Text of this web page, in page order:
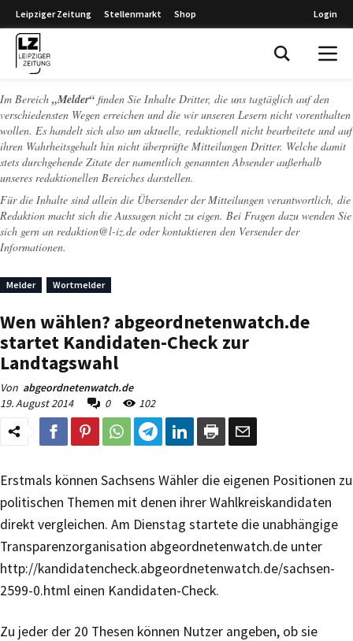
Leipziger Zeitung Stellenmarkt Shop Login
Im Bereich „Melder“ finden Sie Inhalte Dritter, die uns tagtäglich auf den
verschiedensten Wegen erreichen und die wir unseren Lesern nicht vorenthalten
wollen. Es handelt sich also um aktuelle, redaktionell nicht bearbeitete und auf
ihren Wahrheitsgehalt hin nicht überprüfte Mitteilungen Dritter. Welche damit
stets durchgehende Zitate der namentlich genannten Absender außerhalb
unseres redaktionellen Bereiches darstellen.
Für die Inhalte sind allein die Übersender der Mitteilungen verantwortlich, die
Redaktion macht sich die Aussagen nicht zu eigen. Bei Fragen dazu wenden Sie
sich gern an redaktion@l-iz.de oder kontaktieren den Versender der
Informationen.
Melder Wortmelder
Wen wählen? abgeordnetenwatch.de
startet Kandidaten-Check zur
Landtagswahl
Von abgeordnetenwatch.de
19. August 2014
0 102
Erstmals können Sachsens Wähler die eigenen Positionen zu
politischen Themen mit denen ihrer Wahlkreiskandidaten
direkt vergleichen. Am Dienstag startete die unabhängige
Transparenzorganisation abgeordnetenwatch.de unter
http://kandidatencheck.abgeordnetenwatch.de/sachsen-
2599-0.html einen Kandidaten-Check.
Zu jeder der 20 Thesen können Nutzer angeben, ob sie